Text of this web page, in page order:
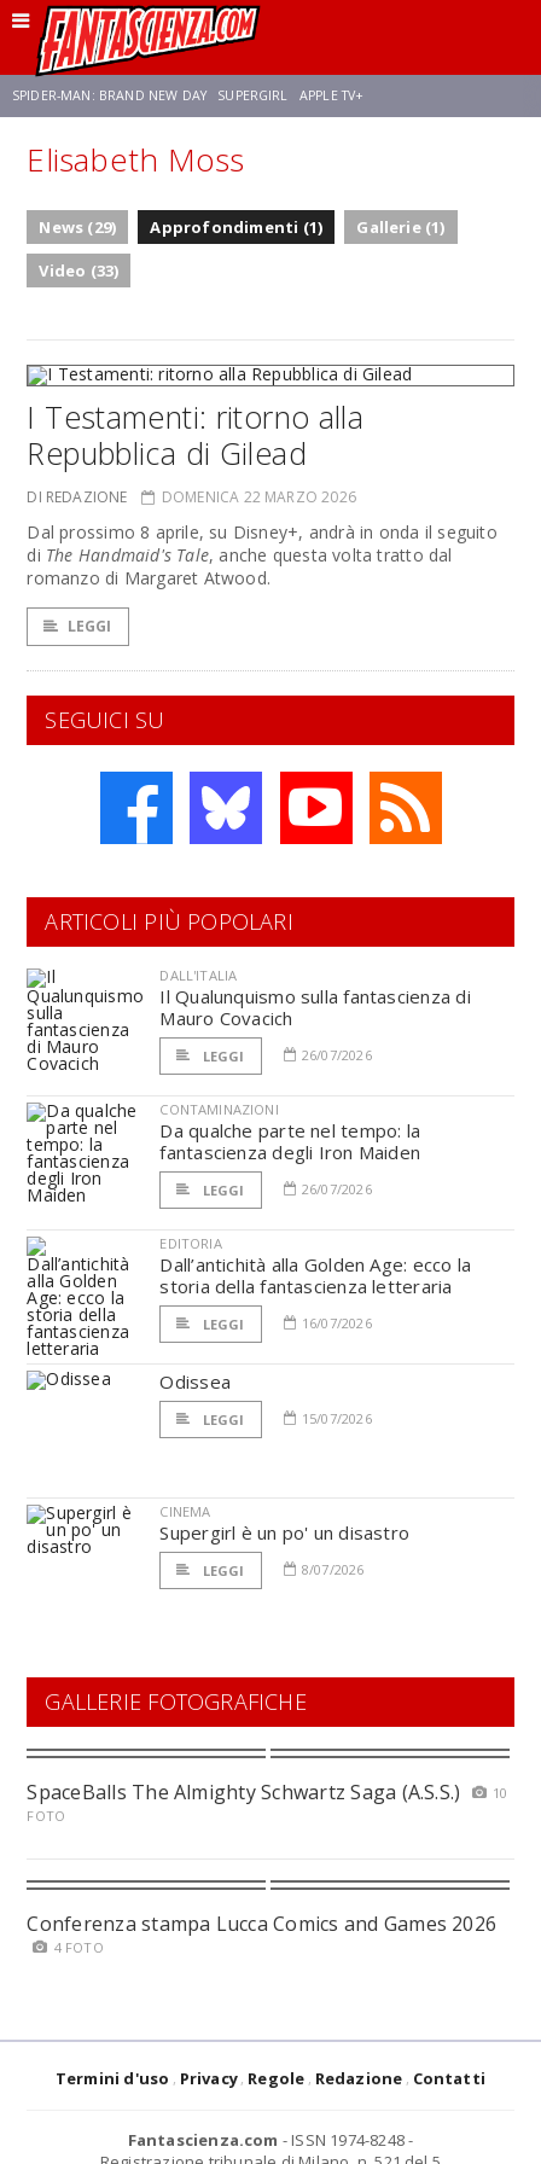
SPIDER-MAN: BRAND NEW DAY SUPERGIRL APPLE TV+
FRANCO RICCIARDIELLO ZENDAYA
NETFLIX SADIE SINK
Elisabeth Moss
News (29) Approfondimenti (1)
Gallerie (1)
Video (33)
I Testamenti: ritorno alla
Repubblica di Gilead
DI REDAZIONE DOMENICA 22 MARZO 2026
Dal prossimo 8 aprile, su Disney+, andrà in onda il seguito
di The Handmaid's Tale, anche questa volta tratto dal
romanzo di Margaret Atwood.
LEGGI
SEGUICI SU
ARTICOLI PIÙ POPOLARI
DALL'ITALIA
Il Qualunquismo sulla fantascienza di
Mauro Covacich
LEGGI 26/07/2026
CONTAMINAZIONI
Da qualche parte nel tempo: la
fantascienza degli Iron Maiden
LEGGI 26/07/2026
EDITORIA
Dall’antichità alla Golden Age: ecco la
storia della fantascienza letteraria
LEGGI 16/07/2026
Odissea
LEGGI 15/07/2026
CINEMA
Supergirl è un po' un disastro
LEGGI 8/07/2026
GALLERIE FOTOGRAFICHE
SpaceBalls The Almighty Schwartz Saga (A.S.S.)
10
FOTO
Conferenza stampa Lucca Comics and Games 2026
4 FOTO
Termini d'uso Privacy Regole Redazione Contatti
Fantascienza.com - ISSN 1974-8248 -